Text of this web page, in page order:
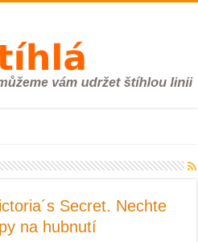
Secret. Nechte
na hubnutí